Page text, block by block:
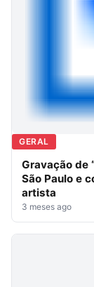
GERAL
Gravação de
São Paulo e
artista
3 meses ago